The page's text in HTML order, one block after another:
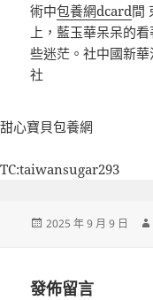
術中包養網dcard間
上，藍玉華呆呆的
些迷茫。社中國新
社
甜心寶貝包養網
TC:taiwansugar293
發
2025 年 9 月 9 日
發佈留言